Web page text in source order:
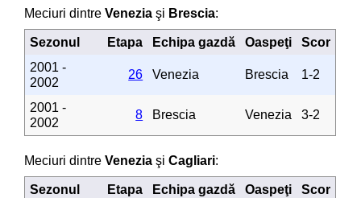
Meciuri dintreVenezia şi Brescia:
Sezonul Etapa Echipa gazdă Oaspeţi
Scor
2001 -
2002
26 Venezia Brescia 1-2
2001 -
2002
8 Brescia Venezia 3-2
Meciuri dintreVenezia şiCagliari:
Sezonul Etapa Echipa gazdă Oaspeţi
Scor